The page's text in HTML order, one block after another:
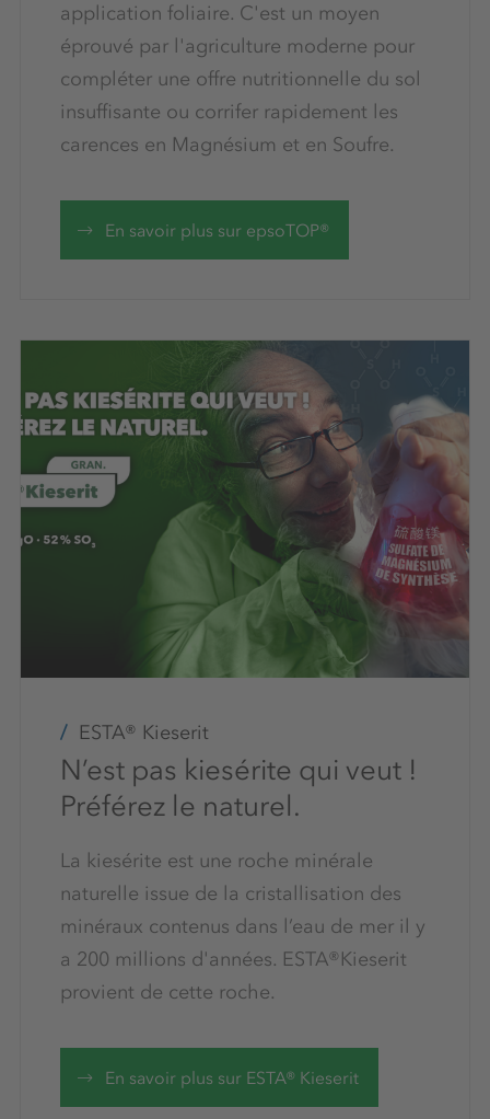
application foliaire. C'est un moyen
éprouvé par l'agriculture moderne pour
compléter une offre nutritionnelle du sol
insuffisante ou corrifer rapidement les
carences en Magnésium et en Soufre.
En savoir plus sur epsoTOP®
ESTA® Kieserit
N’est pas kiesérite qui veut !
Préférez le naturel.
La kiesérite est une roche minérale
naturelle issue de la cristallisation des
minéraux contenus dans l’eau de mer il y
a 200 millions d'années. ESTA®Kieserit
provient de cette roche.
En savoir plus sur ESTA® Kieserit